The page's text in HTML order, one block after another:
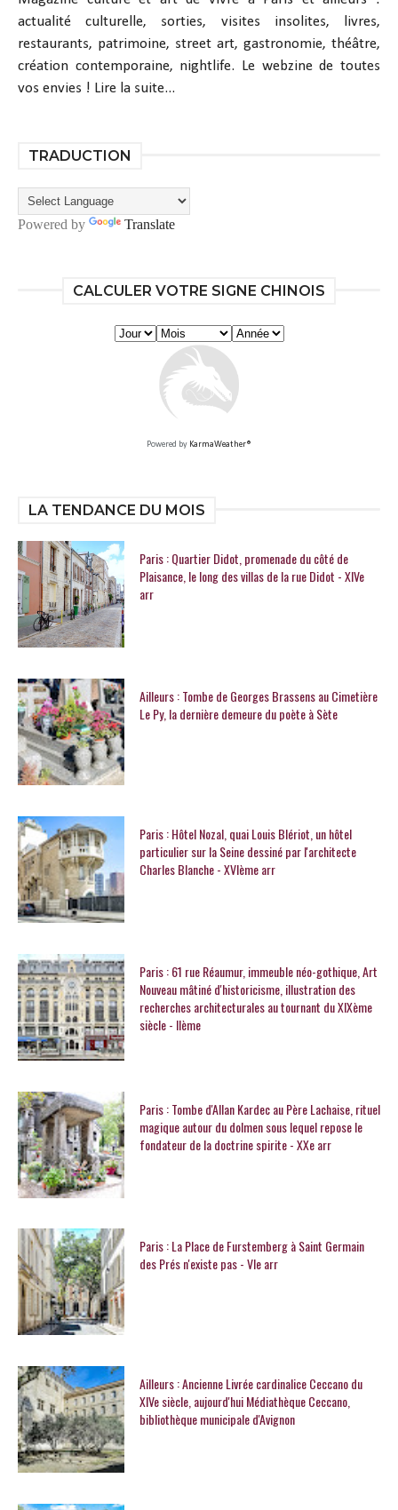
actualité culturelle, sorties, visites insolites, livres,
restaurants, patrimoine, street art, gastronomie, théâtre,
création contemporaine, nightlife. Le webzine de toutes
vos envies ! Lire la suite...
TRADUCTION
Powered by Translate
CALCULER VOTRE SIGNE CHINOIS
Powered by KarmaWeather®
LA TENDANCE DU MOIS
Paris : Quartier Didot, promenade du côté de
Plaisance, le long des villas de la rue Didot - XIVe
arr
Ailleurs : Tombe de Georges Brassens au Cimetière
Le Py, la dernière demeure du poète à Sète
Paris : Hôtel Nozal, quai Louis Blériot, un hôtel
particulier sur la Seine dessiné par l'architecte
Charles Blanche - XVIème arr
Paris : 61 rue Réaumur, immeuble néo-gothique, Art
Nouveau mâtiné d'historicisme, illustration des
recherches architecturales au tournant du XIXème
siècle - IIème
Paris : Tombe d'Allan Kardec au Père Lachaise, rituel
magique autour du dolmen sous lequel repose le
fondateur de la doctrine spirite - XXe arr
Paris : La Place de Furstemberg à Saint Germain
des Prés n'existe pas - VIe arr
Ailleurs : Ancienne Livrée cardinalice Ceccano du
XIVe siècle, aujourd'hui Médiathèque Ceccano,
bibliothèque municipale d'Avignon